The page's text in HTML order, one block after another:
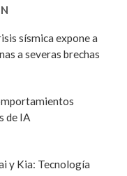
sísmica expone a
a severas brechas
de IA
y Kia: Tecnología